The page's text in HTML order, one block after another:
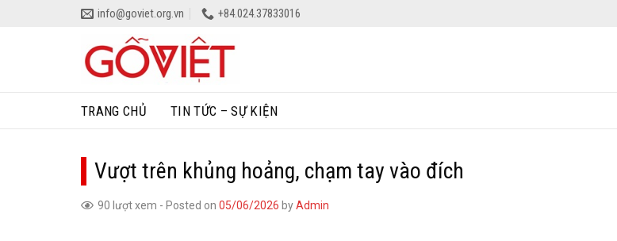
info@goviet.org.vn +84.024.37833016
TRANG CHỦ TIN TỨC – SỰ KIỆN
Vượt trên khủng hoảng, chạm tay vào đích
90 lượt xem - Posted on 05/06/2026 byAdmin